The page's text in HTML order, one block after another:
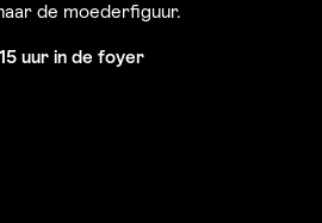
de moederfiguur.
uur in de foyer